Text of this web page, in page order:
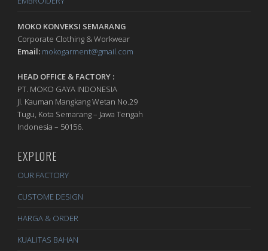
MOKO KONVEKSI SEMARANG
Corporate Clothing & Workwear
Email: mokogarment@gmail.com
HEAD OFFICE & FACTORY :
PT. MOKO GAYA INDONESIA
Jl. Kauman Mangkang Wetan No.29
Tugu, Kota Semarang – Jawa Tengah
Indonesia – 50156.
EXPLORE
OUR FACTORY
CUSTOME DESIGN
HARGA & ORDER
KUALITAS BAHAN